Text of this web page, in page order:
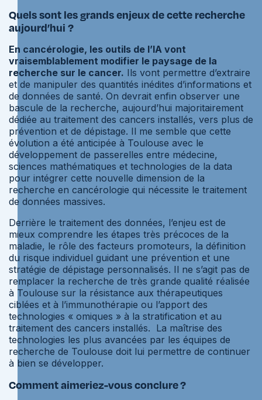
Quels sont les grands enjeux de cette recherche
aujourd’hui ?
En cancérologie, les outils de l’IA vont
vraisemblablement modifier le paysage de la
recherche sur le cancer. Ils vont permettre d’extraire
et de manipuler des quantités inédites d’informations et
de données de santé. On devrait enfin observer une
bascule de la recherche, aujourd’hui majoritairement
dédiée au traitement des cancers installés, vers plus de
prévention et de dépistage. Il me semble que cette
évolution a été anticipée à Toulouse avec le
développement de passerelles entre médecine,
sciences mathématiques et technologies de la data
pour intégrer cette nouvelle dimension de la
recherche en cancérologie qui nécessite le traitement
de données massives.
Derrière le traitement des données, l’enjeu est de
mieux comprendre les étapes très précoces de la
maladie, le rôle des facteurs promoteurs, la définition
du risque individuel guidant une prévention et une
stratégie de dépistage personnalisés. Il ne s’agit pas de
remplacer la recherche de très grande qualité réalisée
à Toulouse sur la résistance aux thérapeutiques
ciblées et à l’immunothérapie ou l’apport des
technologies « omiques » à la stratification et au
traitement des cancers installés. La maîtrise des
technologies les plus avancées par les équipes de
recherche de Toulouse doit lui permettre de continuer
à bien se développer.
Comment aimeriez-vous conclure ?